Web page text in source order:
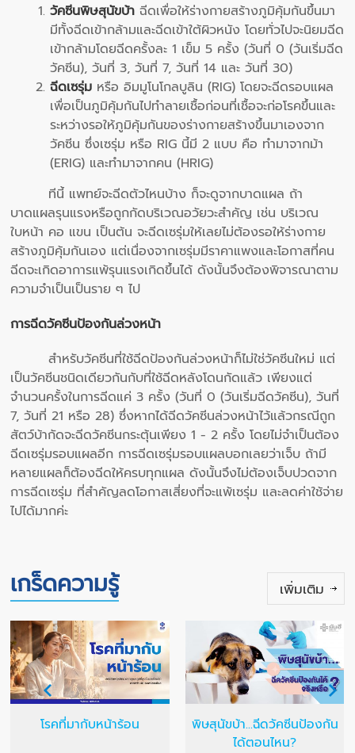
วัคซีนพิษสุนัขบ้า ฉีดเพื่อให้ร่างกายสร้างภูมิคุ้มกันขึ้นมา
มีทั้งฉีดเข้ากล้ามและฉีดเข้าใต้ผิวหนัง โดยทั่วไปจะนิยมฉีด
เข้ากล้ามโดยฉีดครั้งละ 1 เข็ม 5 ครั้ง (วันที่ 0 (วันเริ่มฉีด
วัคซีน), วันที่ 3, วันที่ 7, วันที่ 14 และ วันที่ 30)
ฉีดเซรุ่ม หรือ อิมมูโนโกลบูลิน (RIG) โดยจะฉีดรอบแผล
เพื่อเป็นภูมิคุ้มกันไปทำลายเชื้อก่อนที่เชื้อจะก่อโรคขึ้นและ
ระหว่างรอให้ภูมิคุ้มกันของร่างกายสร้างขึ้นมาเองจาก
วัคซีน ซึ่งเซรุ่ม หรือ RIG นี้มี 2 แบบ คือ ทำมาจากม้า
(ERIG) และทำมาจากคน (HRIG)
ทีนี้ แพทย์จะฉีดตัวไหนบ้าง ก็จะดูจากบาดแผล ถ้า
บาดแผลรุนแรงหรือถูกกัดบริเวณอวัยวะสำคัญ เช่น บริเวณ
ใบหน้า คอ แขน เป็นต้น จะฉีดเซรุ่มให้เลยไม่ต้องรอให้ร่างกาย
สร้างภูมิคุ้มกันเอง แต่เนื่องจากเซรุ่มมีราคาแพงและโอกาสที่คน
ฉีดจะเกิดอาการแพ้รุนแรงเกิดขึ้นได้ ดังนั้นจึงต้องพิจารณาตาม
ความจำเป็นเป็นราย ๆ ไป
การฉีดวัคซีนป้องกันล่วงหน้า
สำหรับวัคซีนที่ใช้ฉีดป้องกันล่วงหน้าก็ไม่ใช่วัคซีนใหม่ แต่
เป็นวัคซีนชนิดเดียวกันกับที่ใช้ฉีดหลังโดนกัดแล้ว เพียงแต่
จำนวนครั้งในการฉีดแค่ 3 ครั้ง (วันที่ 0 (วันเริ่มฉีดวัคซีน), วันที่
7, วันที่ 21 หรือ 28) ซึ่งหากได้ฉีดวัคซีนล่วงหน้าไว้แล้วกรณีถูก
สัตว์บ้ากัดจะฉีดวัคซีนกระตุ้นเพียง 1 - 2 ครั้ง โดยไม่จําเป็นต้อง
ฉีดเซรุ่มรอบแผลอีก การฉีดเซรุ่มรอบแผลบอกเลยว่าเจ็บ ถ้ามี
หลายแผลก็ต้องฉีดให้ครบทุกแผล ดังนั้นจึงไม่ต้องเจ็บปวดจาก
การฉีดเซรุ่ม ที่สำคัญลดโอกาสเสี่ยงที่จะแพ้เซรุ่ม และลดค่าใช้จ่าย
ไปได้มากค่ะ
เกร็ดความรู้ เพิ่มเติม
โรคที่มากับหน้าร้อน
พิษสุนัขบ้า...ฉีดวัคซีนป้องกัน
ได้ตอนไหน?